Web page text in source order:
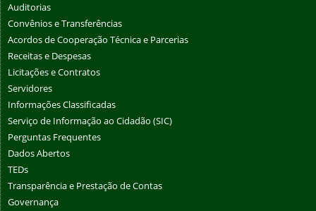
Auditorias
Convênios e Transferências
Acordos de Cooperação Técnica e Parcerias
Receitas e Despesas
Licitações e Contratos
Servidores
Informações Classificadas
Serviço de Informação ao Cidadão (SIC)
Perguntas Frequentes
Dados Abertos
TEDs
Transparência e Prestação de Contas
Governança